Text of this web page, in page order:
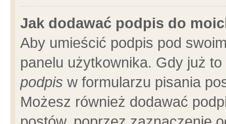
Jak dodawać podpis do
Aby umieścić podpis pod
panelu użytkownika. Gdy już
podpis w formularzu pisania
Możesz również dodawać